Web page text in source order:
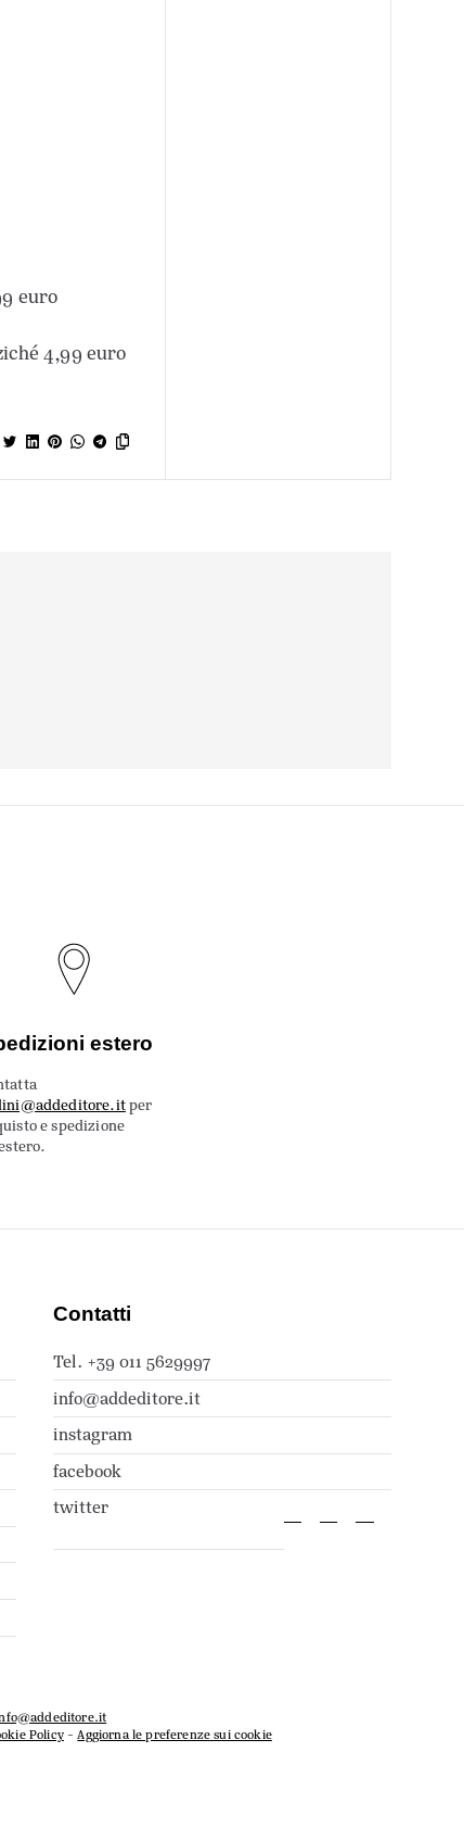
euro
4,99 euro
estero
per
e spedizione
Contatti
Tel. +39 011 5629997
info@addeditore.it
instagram
facebook
twitter
Policy-Aggiorna le preferenze sui cookie